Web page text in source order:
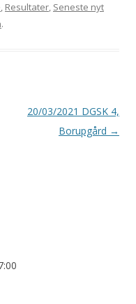
, Resultater, Seneste nyt
.
20/03/2021 DGSK 4,
Borupgård →